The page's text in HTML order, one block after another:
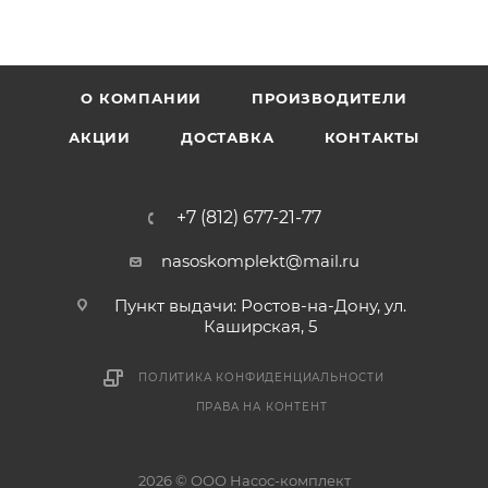
О КОМПАНИИ ПРОИЗВОДИТЕЛИ
АКЦИИ ДОСТАВКА КОНТАКТЫ
+7 (812) 677-21-77
nasoskomplekt@mail.ru
Пункт выдачи: Ростов-на-Дону, ул.
Каширская, 5
ПОЛИТИКА КОНФИДЕНЦИАЛЬНОСТИ
ПРАВА НА КОНТЕНТ
2026 © ООО Насос-комплект